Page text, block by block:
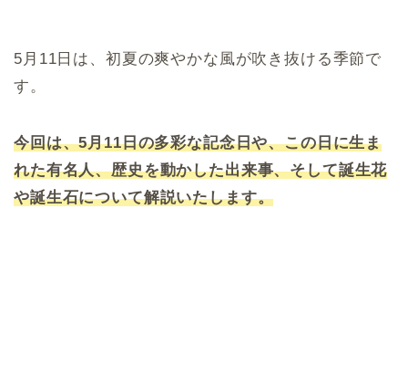
5月11日は、初夏の爽やかな風が吹き抜ける季節で
す。
今回は、5月11日の多彩な記念日や、この日に生ま
れた有名人、歴史を動かした出来事、そして誕生花
や誕生石について解説いたします。